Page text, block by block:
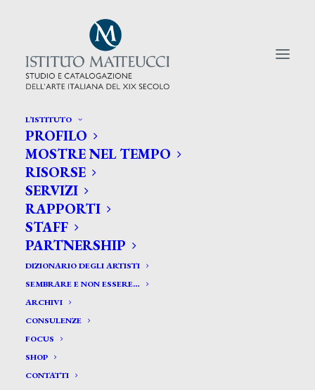
L’ISTITUTO
PROFILO
MOSTRE NEL TEMPO
RISORSE
SERVIZI
RAPPORTI
STAFF
PARTNERSHIP
DIZIONARIO DEGLI ARTISTI
SEMBRARE E NON ESSERE…
ARCHIVI
CONSULENZE
FOCUS
SHOP
CONTATTI
CERCA TRA GLI ARTISTI:
Search
for:
Bianchini Antonio*
BIANCHINI ANTONIO